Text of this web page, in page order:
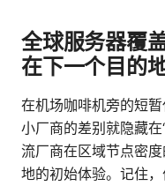
全球服务器覆
在下一个目的
在机场咖啡机旁的短
小厂商的差别就隐藏
流厂商在区域节点密
地的初始体验。记住